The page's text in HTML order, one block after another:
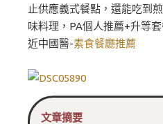
止供應義式餐點，還能吃到
味料理，PA個人推薦+升等
近中國醫-素食餐廳推薦
文章摘要